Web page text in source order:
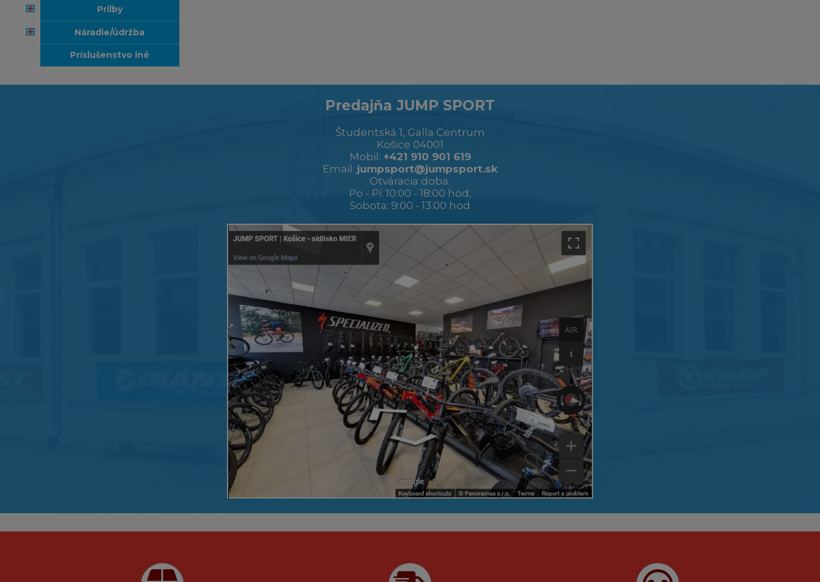
prilby
náradie/údržba
príslušenstvo iné
Predajňa JUMP SPORT
Študentská 1, Galla Centrum
Košice 04001
Mobil: +421 910 901 619
Email: jumpsport@jumpsport.sk
Otváracia doba:
Po - Pi: 10:00 - 18:00 hod,
Sobota: 9:00 - 13:00 hod